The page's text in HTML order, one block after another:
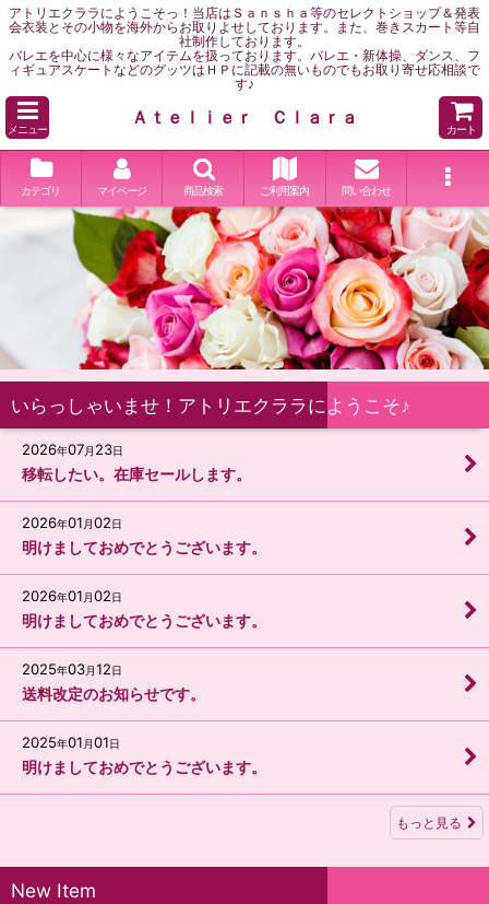
アトリエクララにようこそっ！当店はＳａｎｓｈａ等のセレクトショップ＆発表
会衣装とその小物を海外からお取りよせしております。また、巻きスカート等自
社制作しております。
バレエを中心に様々なアイテムを扱っております。バレエ・新体操、ダンス、フ
ィギュアスケートなどのグッツはＨＰに記載の無いものでもお取り寄せ応相談で
す♪
メニュー
Ａｔｅｌｉｅｒ Ｃｌａｒａ
カート
カテゴリ マイページ 商品検索 ご利用案内 問い合わせ
いらっしゃいませ！アトリエクララにようこそ♪
2026年07月 23日
移転したい。在庫セールします。
2026年01 月02日
明けましておめでとうございます。
2026年01 月02日
明けましておめでとうございます。
2025年03月12日
送料改定のお知らせです。
2025年01 月01日
明けましておめでとうございます。
もっと見る
New Item